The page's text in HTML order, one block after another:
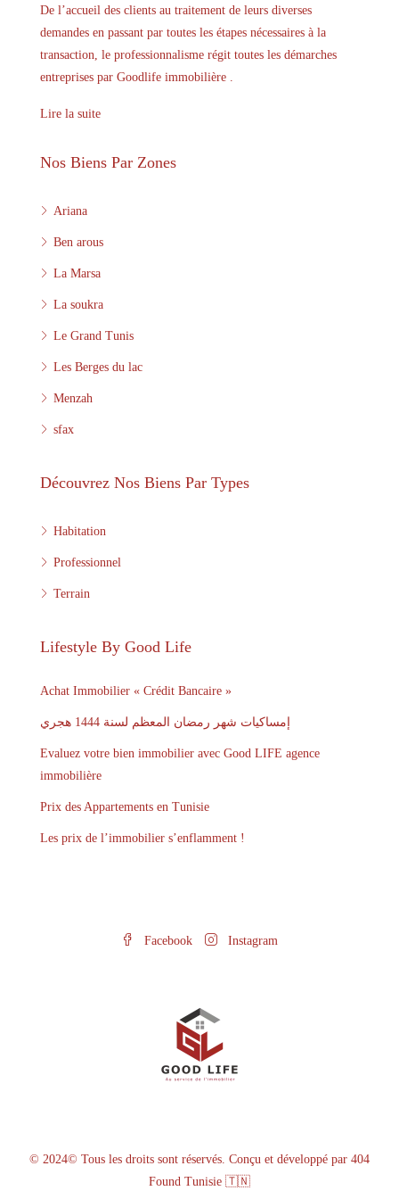
De l’accueil des clients au traitement de leurs diverses
demandes en passant par toutes les étapes nécessaires à la
transaction, le professionnalisme régit toutes les démarches
entreprises par Goodlife immobilière .
Lire la suite
Nos Biens Par Zones
Ariana
Ben arous
La Marsa
La soukra
Le Grand Tunis
Les Berges du lac
Menzah
sfax
Découvrez Nos Biens Par Types
Habitation
Professionnel
Terrain
Lifestyle By Good Life
Achat Immobilier « Crédit Bancaire »
إمساكيات شهر رمضان المعظم لسنة 1444 هجري
Evaluez votre bien immobilier avec Good LIFE agence
immobilière
Prix des Appartements en Tunisie
Les prix de l’immobilier s’enflamment !
Facebook Instagram
© 2024© Tous les droits sont réservés. Conçu et développé par 404
Found Tunisie 🇹🇳